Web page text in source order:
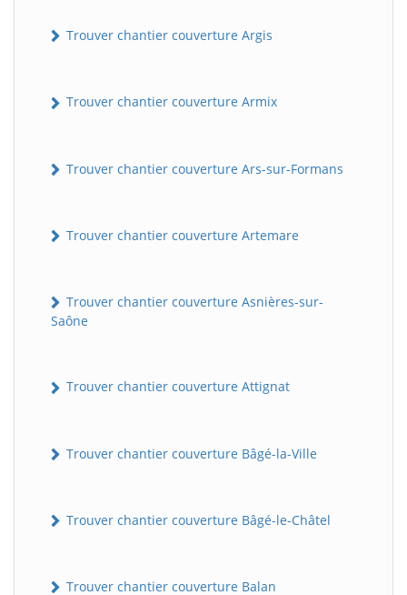
Trouver chantier couverture Argis
Trouver chantier couverture Armix
Trouver chantier couverture Ars-sur-Formans
Trouver chantier couverture Artemare
Trouver chantier couverture Asnières-sur-
Saône
Trouver chantier couverture Attignat
Trouver chantier couverture Bâgé-la-Ville
Trouver chantier couverture Bâgé-le-Châtel
Trouver chantier couverture Balan